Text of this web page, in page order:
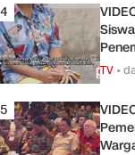
4
TV •
5